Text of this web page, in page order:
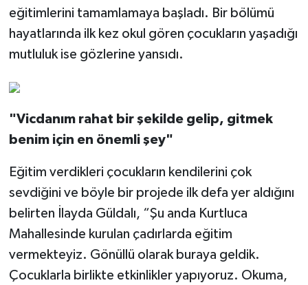
eğitimlerini tamamlamaya başladı. Bir bölümü
hayatlarında ilk kez okul gören çocukların yaşadığı
mutluluk ise gözlerine yansıdı.
"Vicdanım rahat bir şekilde gelip, gitmek
benim için en önemli şey"
Eğitim verdikleri çocukların kendilerini çok
sevdiğini ve böyle bir projede ilk defa yer aldığını
belirten İlayda Güldalı, “Şu anda Kurtluca
Mahallesinde kurulan çadırlarda eğitim
vermekteyiz. Gönüllü olarak buraya geldik.
Çocuklarla birlikte etkinlikler yapıyoruz. Okuma,